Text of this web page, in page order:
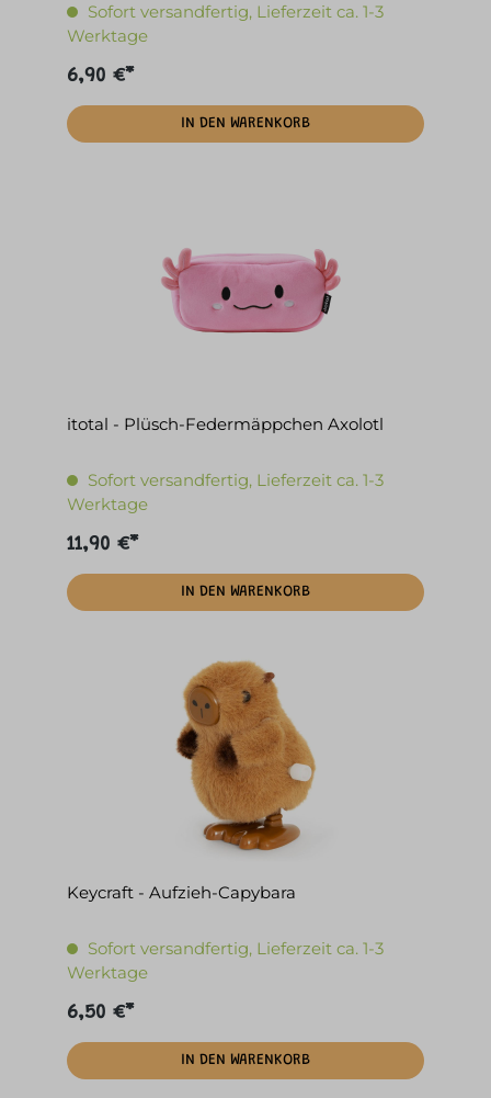
Sofort versandfertig, Lieferzeit ca. 1-3
Werktage
6,90 €*
IN DEN WARENKORB
itotal - Plüsch-Federmäppchen Axolotl
Sofort versandfertig, Lieferzeit ca. 1-3
Werktage
11,90 €*
IN DEN WARENKORB
Keycraft - Aufzieh-Capybara
Sofort versandfertig, Lieferzeit ca. 1-3
Werktage
6,50 €*
IN DEN WARENKORB